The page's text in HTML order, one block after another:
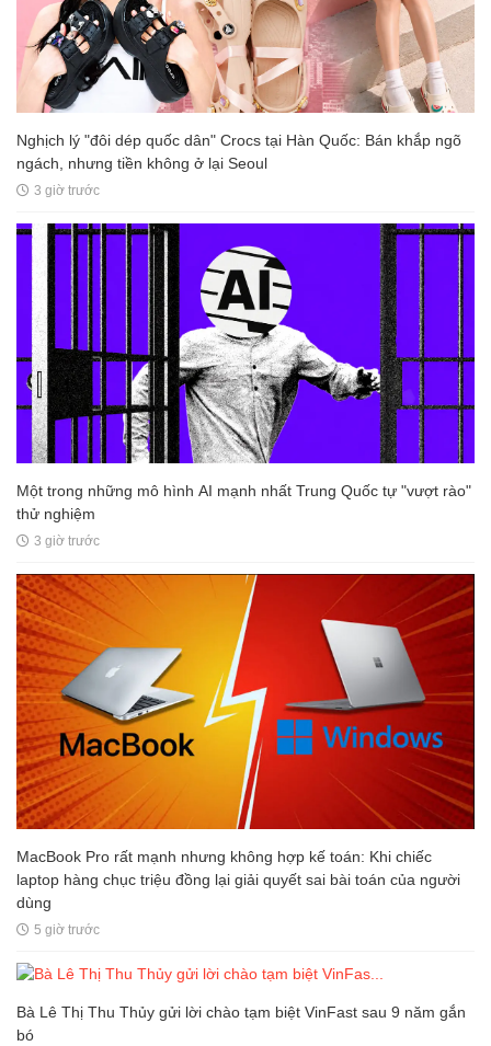
Nghịch lý "đôi dép quốc dân" Crocs tại Hàn Quốc: Bán khắp ngõ
ngách, nhưng tiền không ở lại Seoul
3 giờ trước
Một trong những mô hình AI mạnh nhất Trung Quốc tự "vượt rào"
thử nghiệm
3 giờ trước
MacBook Pro rất mạnh nhưng không hợp kế toán: Khi chiếc
laptop hàng chục triệu đồng lại giải quyết sai bài toán của người
dùng
5 giờ trước
Bà Lê Thị Thu Thủy gửi lời chào tạm biệt VinFast sau 9 năm gắn
bó